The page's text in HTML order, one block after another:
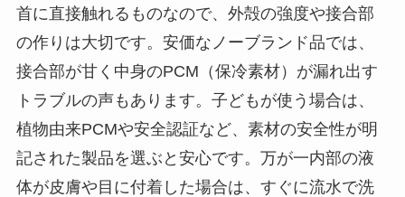
首に直接触れるものなので、外殻の強度や接合部
の作りは大切です。安価なノーブランド品では、
接合部が甘く中身のPCM（保冷素材）が漏れ出す
トラブルの声もあります。子どもが使う場合は、
植物由来PCMや安全認証など、素材の安全性が明
記された製品を選ぶと安心です。万が一内部の液
体が皮膚や目に付着した場合は、すぐに流水で洗